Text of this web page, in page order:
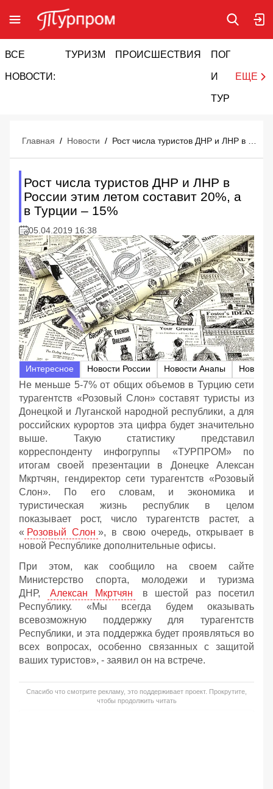
ВСЕ
НОВОСТИ:
ТУРИЗМ ПРОИСШЕСТВИЯ ПОГОДА
И
ТУРИЗМ
ЕЩЕ
Главная / Новости /
Рост числа туристов ДНР и ЛНР в
России этим летом составит 20%, а
в Турции – 15%
05.04.2019 16:38
Интересное Новости России Новости Анапы
Не меньше 5-7% от общих объемов в Турцию сети
турагентств «Розовый Слон» составят туристы из
Донецкой и Луганской народной республики, а для
российских курортов эта цифра будет значительно
выше. Такую статистику представил
корреспонденту инфогруппы «ТУРПРОМ» по
итогам своей презентации в Донецке Алексан
Мкртчян, гендиректор сети турагентств «Розовый
Слон». По его словам, и экономика и
туристическая жизнь республик в целом
показывает рост, число турагентств растет, а
« Розовый Слон », в свою очередь, открывает в
новой Республике дополнительные офисы.
При этом, как сообщило на своем сайте
Министерство спорта, молодежи и туризма
ДНР,
Алексан Мкртчян
в шестой раз посетил
Республику. «Мы всегда будем оказывать
всевозможную поддержку для турагентств
Республики, и эта поддержка будет проявляться во
всех вопросах, особенно связанных с защитой
ваших туристов», - заявил он на встрече.
Спасибо что смотрите рекламу, это поддерживает проект. Прокрутите,
чтобы продолжить читать